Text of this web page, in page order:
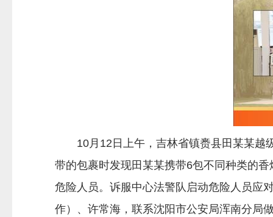
10月12日上午，吉林省镇赉县田某某越级
带的包裹时发现田某某携带6包不同种类的
危险人员。诉服中心法警队启动危险人员应
作）、许常海，联系沈阳市公安局浑南分局